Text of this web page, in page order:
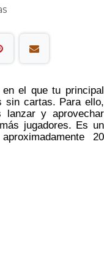
el que tu principal
sin cartas. Para ello,
lanzar y aprovechar
jugadores. Es un
20